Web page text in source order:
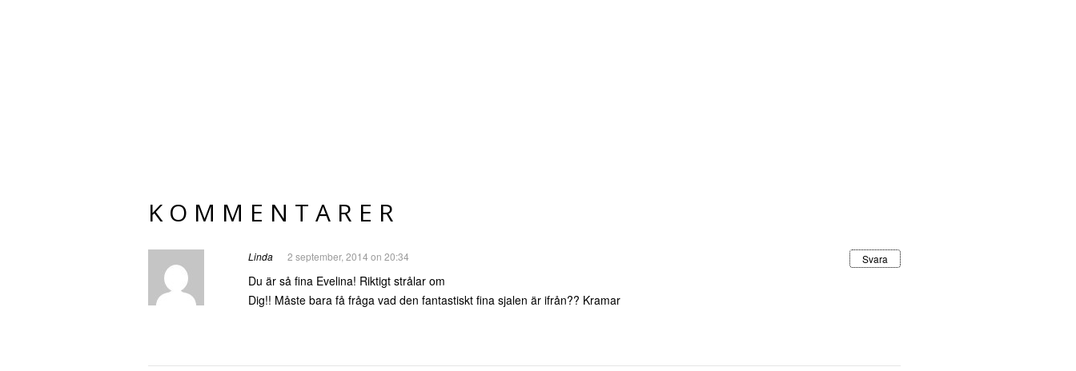
KOMMENTARER
Linda 2 september, 2014 on 20:34 Svara
Du är så fina Evelina! Riktigt strålar om
Dig!! Måste bara få fråga vad den fantastiskt fina sjalen är ifrån?? Kramar